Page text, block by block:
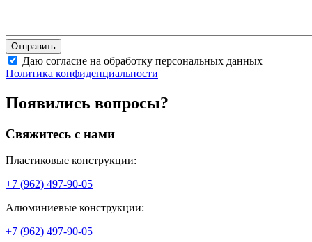
Даю согласие на обработку персональных данных
Политика конфиденциальности
Появились вопросы?
Свяжитесь с нами
Пластиковые конструкции:
+7 (962) 497-90-05
Алюминиевые конструкции:
+7 (962) 497-90-05